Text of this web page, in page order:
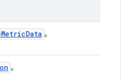
MetricData 。
。